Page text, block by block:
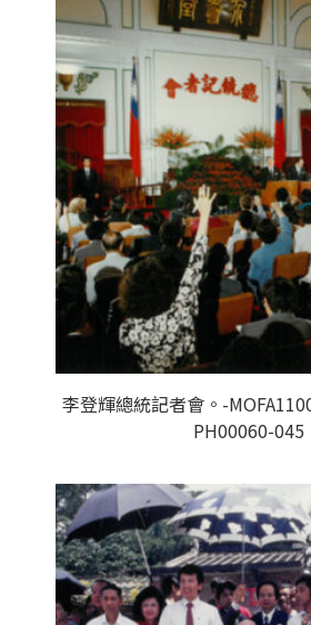
李登輝總統記者會。-
PH00060-045